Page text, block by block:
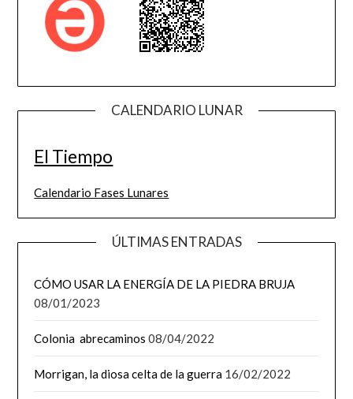
CALENDARIO LUNAR
El Tiempo
Calendario Fases Lunares
ÚLTIMAS ENTRADAS
CÓMO USAR LA ENERGÍA DE LA PIEDRA BRUJA
08/01/2023
Colonia abrecaminos 08/04/2022
Morrigan, la diosa celta de la guerra 16/02/2022